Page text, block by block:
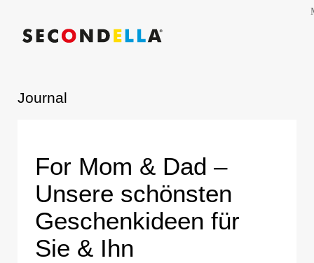
Journal
For Mom & Dad –
Unsere schönsten
Geschenkideen für
Sie & Ihn